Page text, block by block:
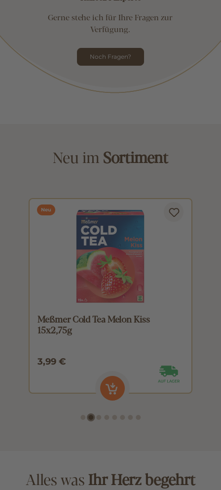
Gerne stehe ich für Ihre Fragen zur
Verfügung.
Noch Fragen?
Neu im Sortiment
Neu
Meßmer Cold Tea Melon Kiss
15x2,75g
3,99 €
Alles wasIhr Herz begehrt